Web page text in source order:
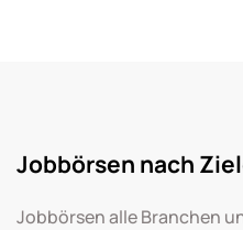
Jobbörsen nach
Jobbörsen alle Branchen